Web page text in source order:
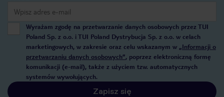
Wyrażam zgodę na przetwarzanie danych osobowych przez TUI
Poland Sp. z o.o. i TUI Poland Dystrybucja Sp. z o.o. w celach
marketingowych, w zakresie oraz celu wskazanym w „Informacji o
przetwarzaniu danych osobowych”, poprzez elektroniczną formę
komunikacji (e-mail), także z użyciem tzw. automatycznych
systemów wywołujących.
Zapisz się